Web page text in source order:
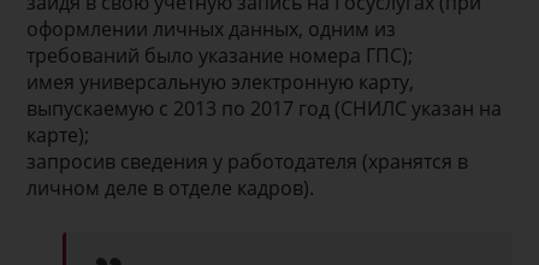
оформлении личных данных, одним из
требований было указание номера ГПС);
имея универсальную электронную карту,
выпускаемую с 2013 по 2017 год (СНИЛС указан на
карте);
запросив сведения у работодателя (хранятся в
личном деле в отделе кадров).